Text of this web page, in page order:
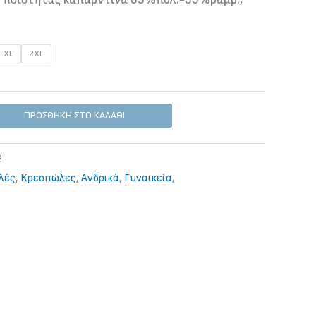
XL 2XL
ΠΡΟΣΘΉΚΗ ΣΤΟ ΚΑΛΆΘΙ
, Kρεοπώλες, Ανδρικά, Γυναικεία,